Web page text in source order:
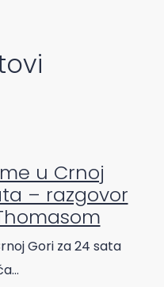
u Crnoj
– razgovor
Gori za 24 sata